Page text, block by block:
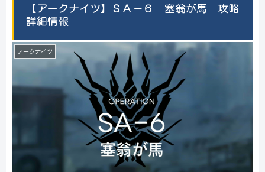
【アークナイツ】ＳＡ－６ 塞翁が馬 攻略
詳細情報
アークナイツ